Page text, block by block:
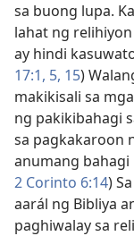
sa buong lupa.
lahat ng
ay hindi
17:​1, 5, 15)
makikisali sa
ng pakikibahagi
sa pagkakaroon
anumang bahagi
2 Corinto 6:14)
aarál ng Bibliya
paghiwalay sa